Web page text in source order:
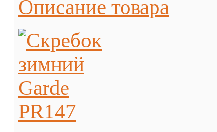
Описание товара